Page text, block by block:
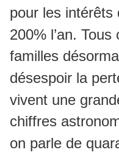
pour les intérêts
200% l’an.
familles
désespoir la
vivent une
chiffres
on parle de